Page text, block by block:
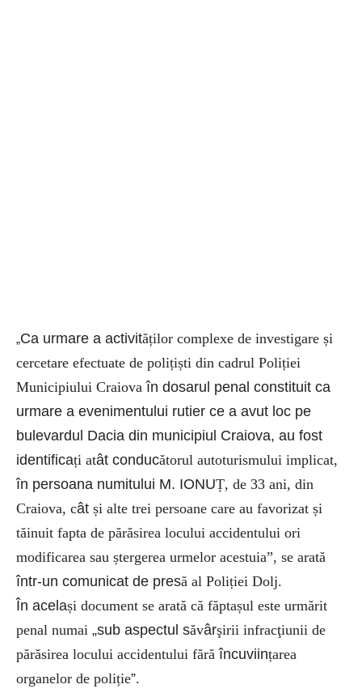
„Ca urmare a activităților complexe de investigare și
cercetare efectuate de polițiști din cadrul Poliției
Municipiului Craiovaîn dosarul penal constituit ca
urmare a evenimentului rutier ce a avut loc pe
bulevardul Dacia din municipiul Craiova, au fost
identificați atât conducătorul autoturismului implicat,
în persoana numitului M. IONUȚ, de 33 ani, din
Craiova, cât și alte trei persoane care au favorizat și
tăinuit fapta de părăsirea locului accidentului ori
modificarea sau ștergerea urmelor acestuia”, se arată
într-un comunicat de presă al Poliției Dolj.
În același document se arată că făptașul este urmărit
penal numai „sub aspectul săvârşirii infracţiunii de
părăsirea locului accidentului fărăîncuviințarea
organelor de poliție”.